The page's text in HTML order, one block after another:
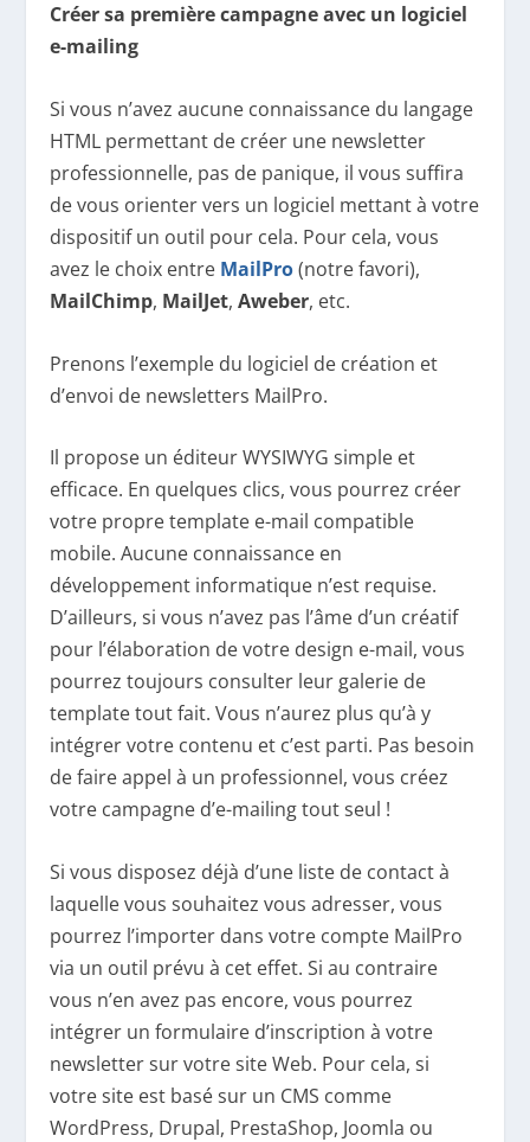
Créer sa première campagne avec un logiciel
e-mailing
Si vous n’avez aucune connaissance du langage
HTML permettant de créer une newsletter
professionnelle, pas de panique, il vous suffira
de vous orienter vers un logiciel mettant à votre
dispositif un outil pour cela. Pour cela, vous
avez le choix entre MailPro (notre favori),
MailChimp, MailJet,Aweber, etc.
Prenons l’exemple du logiciel de création et
d’envoi de newsletters MailPro.
Il propose un éditeur WYSIWYG simple et
efficace. En quelques clics, vous pourrez créer
votre propre template e-mail compatible
mobile. Aucune connaissance en
développement informatique n’est requise.
D’ailleurs, si vous n’avez pas l’âme d’un créatif
pour l’élaboration de votre design e-mail, vous
pourrez toujours consulter leur galerie de
template tout fait. Vous n’aurez plus qu’à y
intégrer votre contenu et c’est parti. Pas besoin
de faire appel à un professionnel, vous créez
votre campagne d’e-mailing tout seul !
Si vous disposez déjà d’une liste de contact à
laquelle vous souhaitez vous adresser, vous
pourrez l’importer dans votre compte MailPro
via un outil prévu à cet effet. Si au contraire
vous n’en avez pas encore, vous pourrez
intégrer un formulaire d’inscription à votre
newsletter sur votre site Web. Pour cela, si
votre site est basé sur un CMS comme
WordPress, Drupal, PrestaShop, Joomla ou